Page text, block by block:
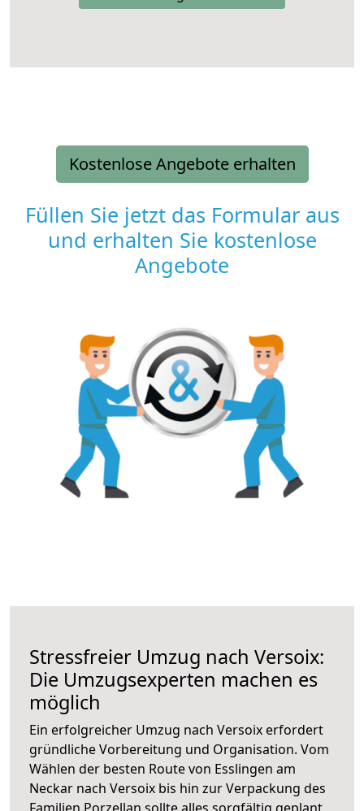
Kostenlose Angebote erhalten
Füllen Sie jetzt das Formular aus
und erhalten Sie kostenlose
Angebote
Stressfreier Umzug nach Versoix:
Die Umzugsexperten machen es
möglich
Ein erfolgreicher Umzug nach Versoix erfordert
gründliche Vorbereitung und Organisation. Vom
Wählen der besten Route von Esslingen am
Neckar nach Versoix bis hin zur Verpackung des